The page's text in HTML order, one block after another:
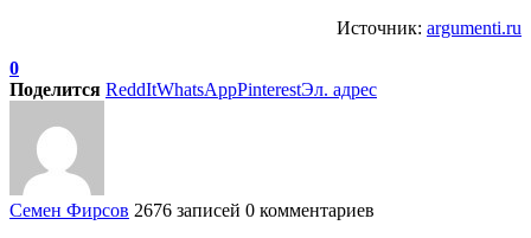
Источник: argumenti.ru
0
Поделится ReddItWhatsAppPinterestЭл. адрес
Семен Фирсов 2676 записей 0 комментариев